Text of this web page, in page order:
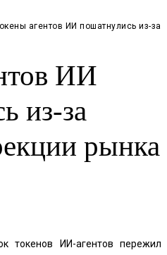
агентов ИИ пошатнулись из-за
ИИ
из-за
рынка
токенов ИИ-агентов пережил